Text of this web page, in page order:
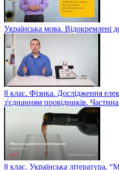
Українська мова. Відокремлені
8 клас. Фізика. Дослідження
з'єднанням провідників.
8 клас. Українська література.